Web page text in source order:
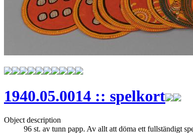
1940.05.0014 :: spelkort
Object description
96 st. av tunn papp. Av allt att döma ett fullständigt